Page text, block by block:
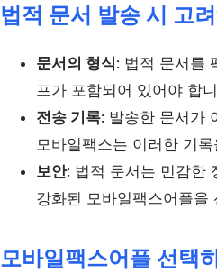
법적 문서 발송 시 고
문서의 형식: 법적 문서를
프가 포함되어 있어야 합
전송 기록: 발송한 문서가
모바일팩스는 이러한 기
보안: 법적 문서는 민감한
강화된 모바일팩스어플을
모바일팩스어플 선택